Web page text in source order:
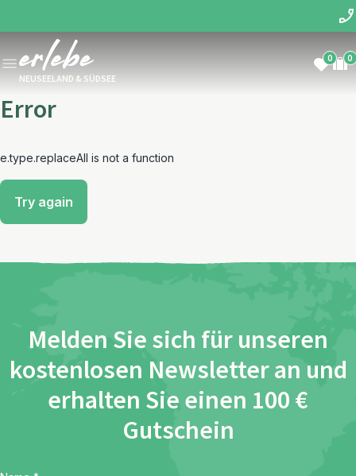
NEUSEELAND & SÜDSEE
0 0
Error
e.type.replaceAll is not a function
Try again
Melden Sie sich für unseren
kostenlosen Newsletter an und
erhalten Sie einen 100 €
Gutschein